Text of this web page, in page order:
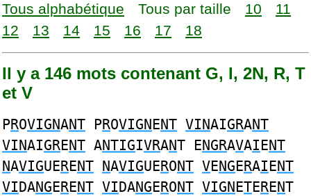
Tous alphabétique Tous par taille 10
11
12
13 14 15 16 17 18
Il y a 146 mots contenant G, I, 2N, R, T
et V
PROVIGNANT PROVIGNENT VINAIGRANT
VINAIGRENT ANTIGIVRANT ENGRAVAIENT
NAVIGUERENT NAVIGUERONT VENGERAIENT
VIDANGERENT VIDANGERONT VIGNETERENT